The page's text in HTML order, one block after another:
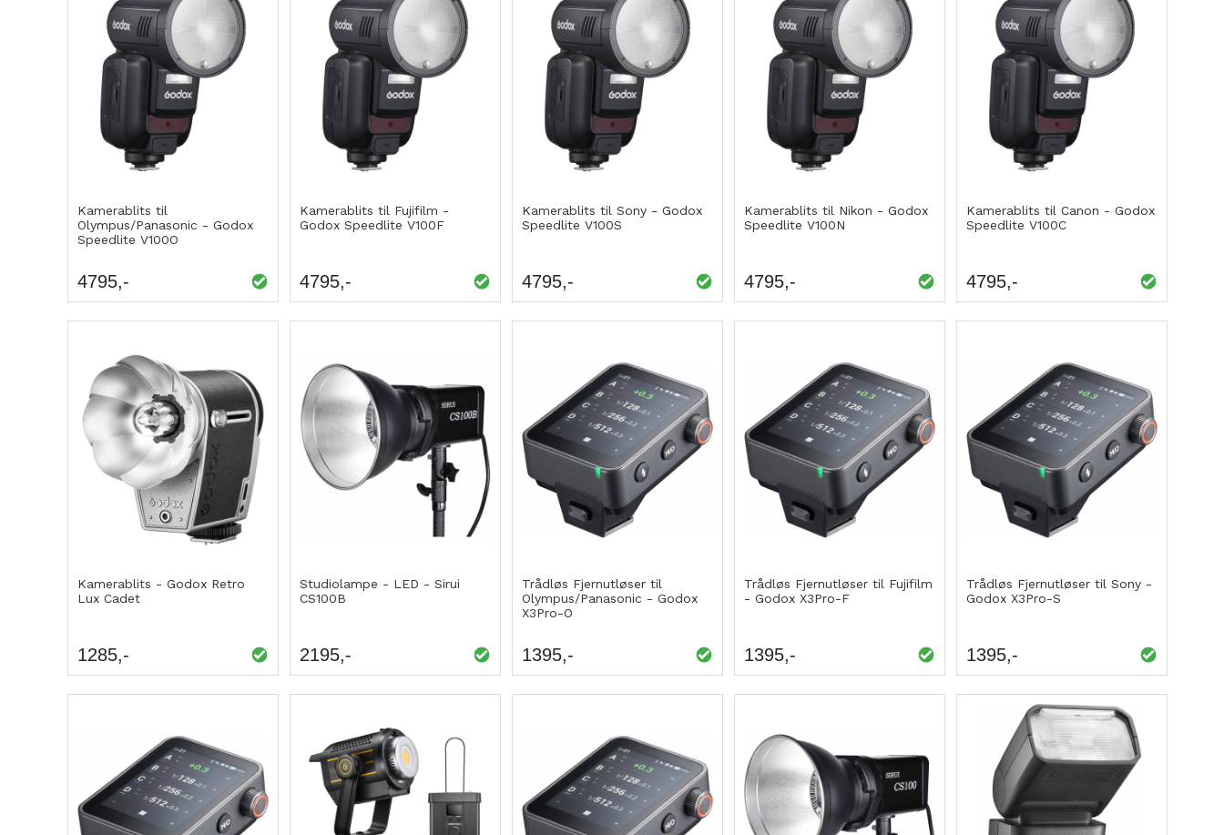
Kamerablits til
Olympus/Panasonic - Godox
Speedlite V100O
4795
Kamerablits til Fujifilm -
Godox Speedlite V100F
4795
Kamerablits til Sony - Godox
Speedlite V100S
4795
Kamerablits til Nikon - Godox
Speedlite V100N
4795
Kamerablits til Canon - Godox
Speedlite V100C
4795
Kamerablits - Godox Retro
Lux Cadet
1285
Studiolampe - LED - Sirui
CS100B
2195
Trådløs Fjernutløser til
Olympus/Panasonic - Godox
X3Pro-O
1395
Trådløs Fjernutløser til Fujifilm
- Godox X3Pro-F
1395
Trådløs Fjernutløser til Sony -
Godox X3Pro-S
1395